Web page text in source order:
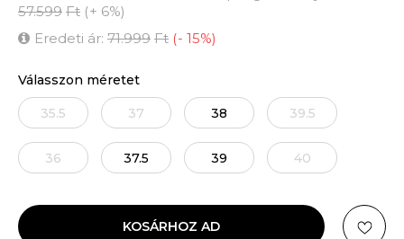
57.599 Ft (+ 6%)
Eredeti ár: 71.999 Ft (- 15%)
Válasszon méretet
35.5 37 38 39.5
36 37.5 39 40
KOSÁRHOZ AD